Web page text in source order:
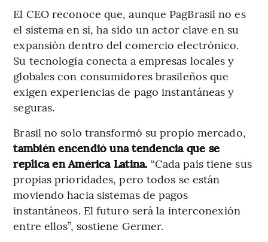
El CEO reconoce que, aunque PagBrasil no es
el sistema en sí, ha sido un actor clave en su
expansión dentro del comercio electrónico.
Su tecnología conecta a empresas locales y
globales con consumidores brasileños que
exigen experiencias de pago instantáneas y
seguras.
Brasil no solo transformó su propio mercado,
también encendió una tendencia que se
replica en América Latina. “Cada país tiene sus
propias prioridades, pero todos se están
moviendo hacia sistemas de pagos
instantáneos. El futuro será la interconexión
entre ellos”, sostiene Germer.